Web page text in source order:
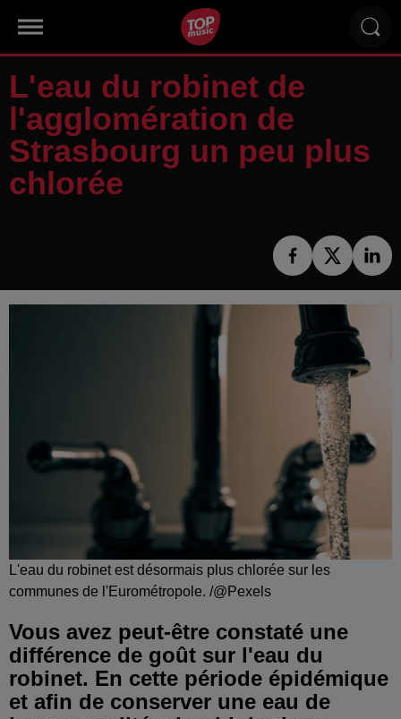
L'eau du robinet de
l'agglomération de
Strasbourg un peu plus
chlorée
L'eau du robinet est désormais plus chlorée sur les
communes de l'Eurométropole. /@Pexels
Vous avez peut-être constaté une
différence de goût sur l'eau du
robinet. En cette période épidémique
et afin de conserver une eau de